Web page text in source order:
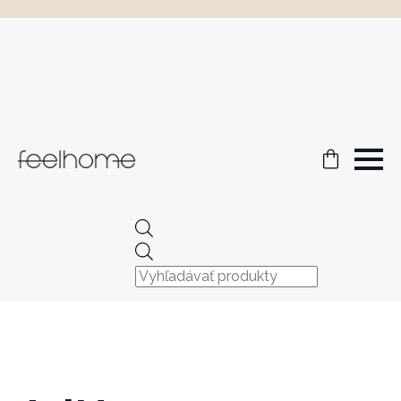
search